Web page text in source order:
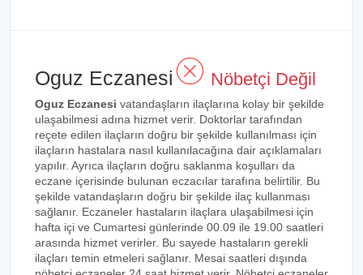
Oguz Eczanesi Nöbetçi Değil
Oguz Eczanesi vatandaşların ilaçlarına kolay bir şekilde
ulaşabilmesi adına hizmet verir. Doktorlar tarafından
reçete edilen ilaçların doğru bir şekilde kullanılması için
ilaçların hastalara nasıl kullanılacağına dair açıklamaları
yapılır. Ayrıca ilaçların doğru saklanma koşulları da
eczane içerisinde bulunan eczacılar tarafına belirtilir. Bu
şekilde vatandaşların doğru bir şekilde ilaç kullanması
sağlanır. Eczaneler hastaların ilaçlara ulaşabilmesi için
hafta içi ve Cumartesi günlerinde 00.09 ile 19.00 saatleri
arasında hizmet verirler. Bu sayede hastaların gerekli
ilaçları temin etmeleri sağlanır. Mesai saatleri dışında